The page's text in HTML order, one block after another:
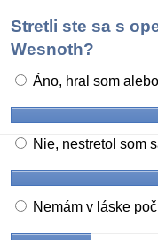
Stretli ste sa s
Wesnoth?
Áno, hral som
Nie, nestretol som
Nemám v láske